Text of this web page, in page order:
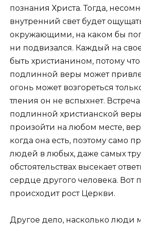
познания Христа. Тогда,
внутренний свет будет
окружающими, на каком бы
ни подвизался. Каждый на
быть христианином, потому
подлинной веры может
огонь может возгореться
тления он не вспыхнет.
подлинной христианской
произойти на любом месте,
когда она есть, поэтому само
людей в любых, даже самых
обстоятельствах высекает
сердце другого человека. Вот
происходит рост Церкви.
Другое дело, насколько люди